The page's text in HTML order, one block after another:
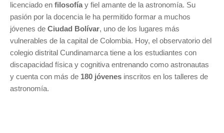
licenciado en filosofía y fiel amante de la astronomía. Su
pasión por la docencia le ha permitido formar a muchos
jóvenes de Ciudad Bolívar, uno de los lugares más
vulnerables de la capital de Colombia. Hoy, el observatorio del
colegio distrital Cundinamarca tiene a los estudiantes con
discapacidad física y cognitiva entrenando como astronautas
y cuenta con más de 180 jóvenes inscritos en los talleres de
astronomía.